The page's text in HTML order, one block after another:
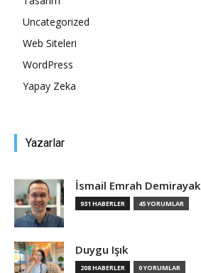
Uncategorized
Web Siteleri
WordPress
Yapay Zeka
Yazarlar
İsmail Emrah Demirayak
931 HABERLER 45 YORUMLAR
Duygu Işık
208 HABERLER 0 YORUMLAR